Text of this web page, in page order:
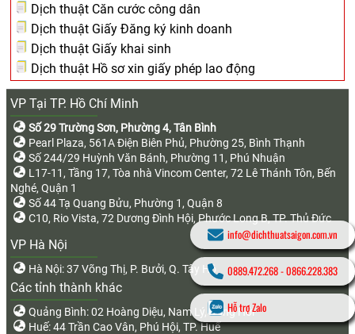
Dịch thuật Căn cước công dân
Dịch thuật Giấy Đăng ký kinh doanh
Dịch thuật Giấy khai sinh
Dịch thuật Hồ sơ xin giấy phép lao động
VP Tại TP. Hồ Chí Minh
Số 29 Trường Sơn, Phường 4, Tân Bình
Pearl Plaza, 561A Điện Biên Phủ, Phường 25, Bình Thạnh
Số 244/29 Huỳnh Văn Bánh, Phường 11, Phú Nhuận
L17-11, Tầng 17, Tòa nhà Vincom Center, 72 Lê Thánh Tôn, Bến
Nghé, Quận 1
Số 44 Tạ Quang Bửu, Phường 1, Quận 8
C10, Rio Vista, 72 Dương Đình Hội, Phước Long B, TP. Thủ Đức
VP Hà Nội
Hà Nội: 37 Võng Thị, P. Bưởi, Q. Tây Hồ
Các tỉnh thành khác
Quảng Bình: 02 Hoàng Diệu, Nam Lý, Đồng Hới
Huế: 44 Trần Cao Vân, Phú Hội, TP. Huế
info@dichthuatsaigon.com.vn
0889.472.268-0866.228.383
Hỗ trợ Zalo